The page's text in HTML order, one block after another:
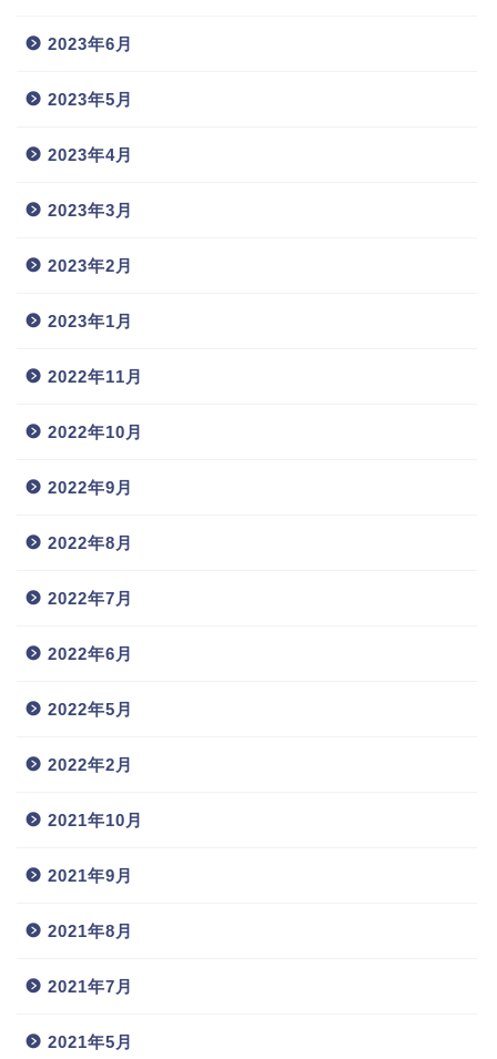
2023年6月
2023年5月
2023年4月
2023年3月
2023年2月
2023年1月
2022年11月
2022年10月
2022年9月
2022年8月
2022年7月
2022年6月
2022年5月
2022年2月
2021年10月
2021年9月
2021年8月
2021年7月
2021年5月